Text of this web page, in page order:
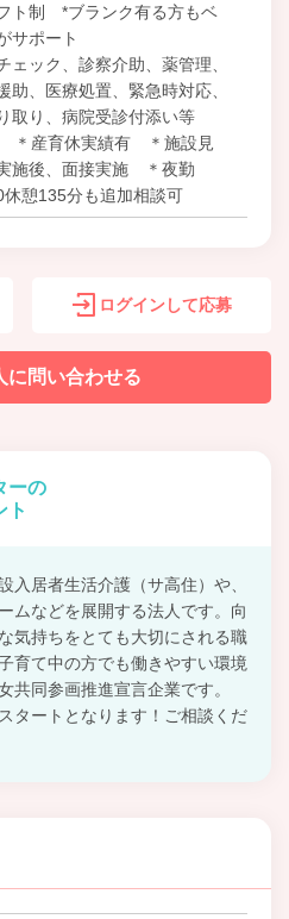
ト制 *ブランク有る方もベ
サポート
ェック、診察介助、薬管理、
助、医療処置、緊急時対応、
取り、病院受診付添い等
＊産育休実績有 ＊施設見
施後、面接実施 ＊夜勤
憩135分も追加相談可
ログインして応募
に問い合わせる
ーの
ト
入居者生活介護（サ高住）や、
ムなどを展開する法人です。向
気持ちをとても大切にされる職
育て中の方でも働きやすい環境
共同参画推進宣言企業です。
タートとなります！ご相談くだ